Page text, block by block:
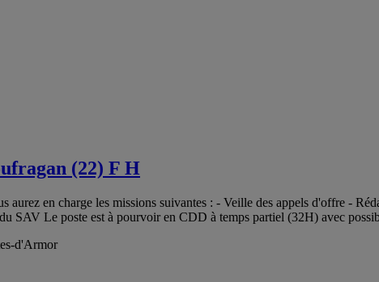
(22) F H
aurez en charge les missions suivantes : - Veille des appels d'offre -
SAV Le poste est à pourvoir en CDD à temps partiel (32H) avec
d'Armor